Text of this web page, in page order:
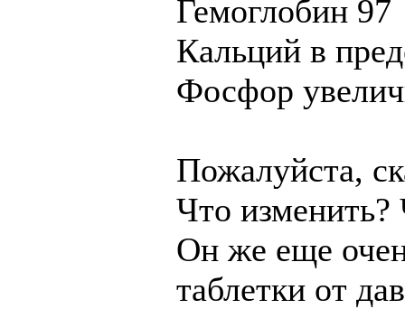
Гемоглобин 97
Кальций в
Фосфор
Пожалуйста,
Что изменить?
Он же еще
таблетки от